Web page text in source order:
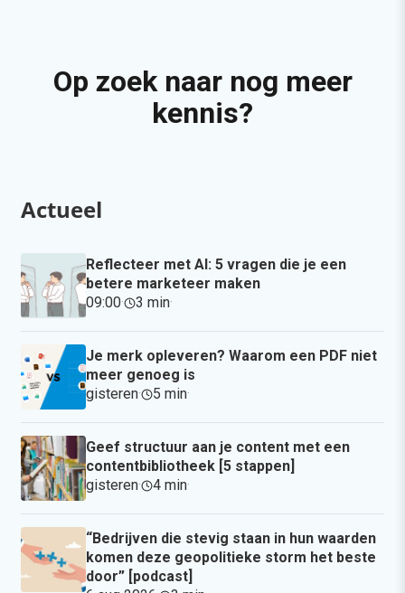
Op zoek naar nog meer
kennis?
Actueel
Reflecteer met AI: 5 vragen die je een
betere marketeer maken
09:00· 3 min·
Je merk opleveren? Waarom een PDF niet
meer genoeg is
gisteren· 5 min·
Geef structuur aan je content met een
contentbibliotheek [5 stappen]
gisteren· 4 min·
“Bedrijven die stevig staan in hun waarden
komen deze geopolitieke storm het beste
door” [podcast]